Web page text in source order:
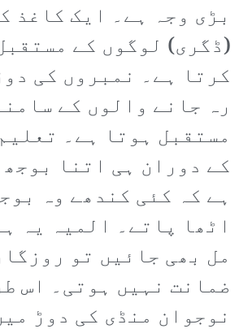
بڑی وجہ ہے۔ ایک کاغذ
(ڈگری) لوگوں کے
کرتا ہے۔ نمبروں کی
رہ جانے والوں کے
مستقبل ہوتا ہے۔
کے دوران ہی اتنا بوجھ
ہے کہ کئی کندھے وہ
اٹھا پاتے۔ المیہ یہ
مل بھی جائیں تو
ضمانت نہیں ہوتی۔ اس
نوجوان منڈی کی دوڑ